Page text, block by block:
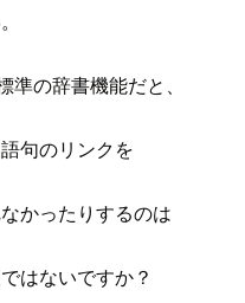
準の辞書機能だと、
リンクを
たりするのは
いですか？